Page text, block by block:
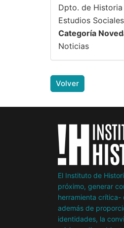
Dpto. de
Estudios
Categoría
Noticias
Volver
El Instituto de
próximo, generar
herramienta crítica-
además de
identidades, la